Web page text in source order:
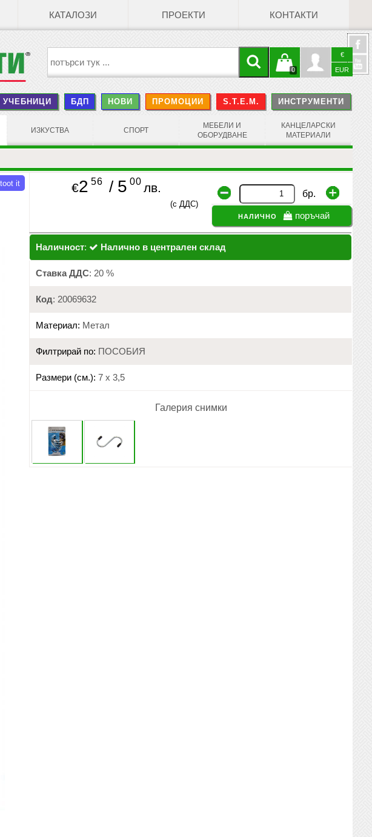
КАТАЛОЗИ ПРОЕКТИ КОНТАКТИ
€
EUR
Профил
0
Кошницата
е празна
УЧЕБНИЦИ БДП НОВИ ПРОМОЦИИ S.T.E.M. ИНСТРУМЕНТИ
ИЗКУСТВА СПОРТ
МЕБЕЛИ И
ОБОРУДВАНЕ
КАНЦЕЛАРСКИ
МАТЕРИАЛИ
€2 56 / 5 00 лв.
(с ДДС)
бр.
налично поръчай
Наличност: Налично в централен склад
Ставка ДДС: 20 %
Код: 20069632
Материал: Метал
Филтрирай по: ПОСОБИЯ
Размери (см.): 7 х 3,5
Галерия снимки